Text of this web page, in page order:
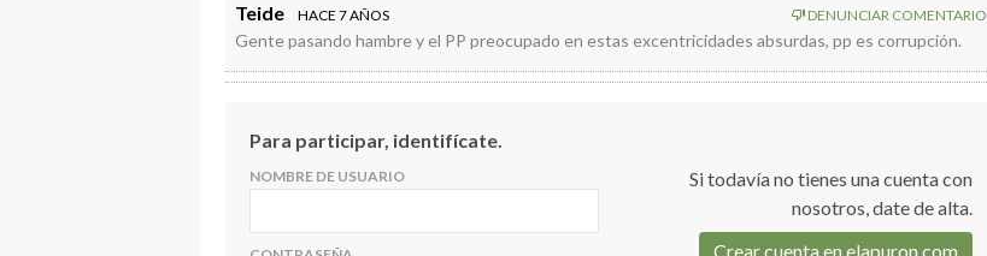
Teide HACE 7 AÑOS DENUNCIAR COMENTARIO
Gente pasando hambre y el PP preocupado en estas excentricidades absurdas, pp es corrupción.
Para participar, identifícate.
NOMBRE DE USUARIO
Si todavía no tienes una cuenta con
nosotros, date de alta.
Crear cuenta en elapuron.com